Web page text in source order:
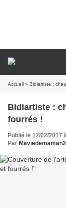
Accueil » Bidiartiste :
Bidiartiste :
fourrés !
Publié le 12/02/2017
Par